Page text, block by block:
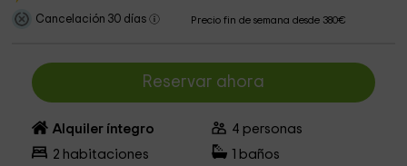
Cancelación 30 días Precio fin de semana desde 380€
Reservar ahora
Alquiler íntegro 4 personas
2 habitaciones baños